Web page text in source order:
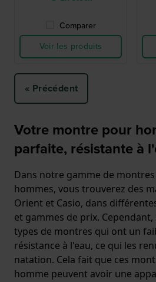
Comparer
Voir les produits
« Précédent
Votre montre pour
parfaite, résistante à
Dans notre gamme de
hommes, vous trouverez des
Orient et Casio, dans
et gammes de prix.
types de montres qui ont un
résistance à l'eau, ce qui les
natation. Cela fait que ces
homme peuvent avoir une